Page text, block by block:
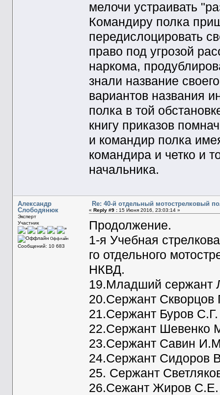
мелочи устраивать
Командиру полка
передислоцировать
право под угрозой
наркома,
знали название
вариантов названия
полка в той
книгу приказов
и командир полка
командира и четко и
начальника.
Александр
Слободянюк
Эксперт
Участник
Оффлайн
Сообщений: 10 683
Re: 40-й отдельный мотострелковый
« Reply #9 :15 Июня 2016, 23:03:14 »
Продолжение.
1-я Учебная
го отдельного
НКВД.
19.Младший сержант
20.Сержант Скворцов
21.Сержант Буров С.Г.
22.Сержант Шевенко
23.Сержант Савин
24.Сержант Сидоров
25. Сержант
26.Сежант Жиров С.Е.